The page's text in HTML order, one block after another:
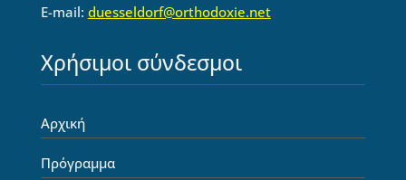
E-mail: duesseldorf@orthodoxie.net
Χρήσιμοι σύνδεσμοι
Αρχική
Πρόγραμμα